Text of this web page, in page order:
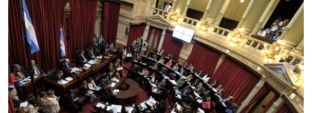
گزارش‌های ویدئویی
English
به ما بپیوندید